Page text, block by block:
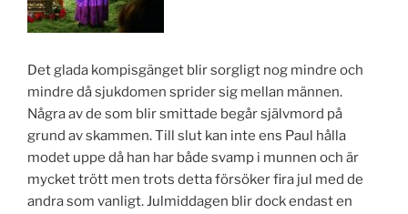
Det glada kompisgänget blir sorgligt nog mindre och
mindre då sjukdomen sprider sig mellan männen.
Några av de som blir smittade begår självmord på
grund av skammen. Till slut kan inte ens Paul hålla
modet uppe då han har både svamp i munnen och är
mycket trött men trots detta försöker fira jul med de
andra som vanligt. Julmiddagen blir dock endast en